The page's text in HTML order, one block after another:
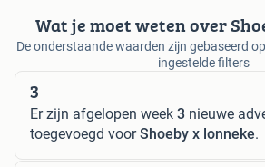
Wat je moet weten over
De onderstaande waarden zijn gebaseerd
ingestelde filters
3
Er zijn afgelopen week 3 nieuwe
toegevoegd voorShoeby x lonneke.